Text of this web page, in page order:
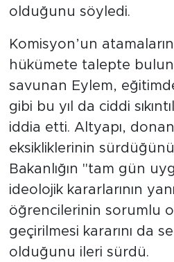
olduğunu söyledi.
Komisyon’un
hükümete talepte
savunan Eylem,
gibi bu yıl da ciddi
iddia etti. Altyapı,
eksikliklerinin
Bakanlığın "tam gün
ideolojik kararlarının
öğrencilerinin sorumlu
geçirilmesi kararını da
olduğunu ileri sürdü.